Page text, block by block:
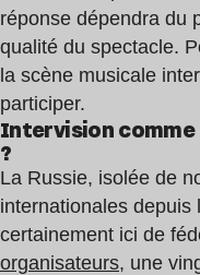
réponse dépendra du
qualité du spectacle.
la scène musicale
participer.
Intervision
?
La Russie, isolée de
internationales depuis
certainement ici de
organisateurs, une